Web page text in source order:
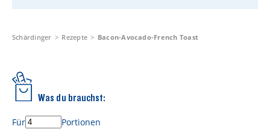
Schärdinger Käseakademie
Schärdinger Rezepte Bacon-Avocado-French Toast
Was du brauchst:
Für Portionen